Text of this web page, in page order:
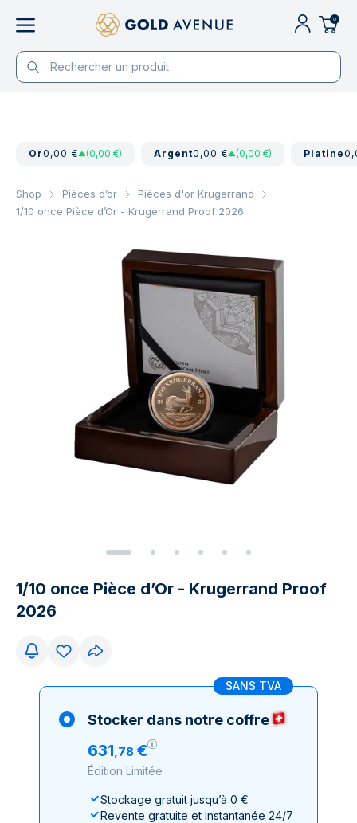
0
Or0,00 € (0,00 €) Argent0,00 € (0,00 €) Platine
Shop Pièces d’or
Pièces d'or Krugerrand
1/10 once Pièce d’Or - Krugerrand Proof 2026
1/10 once Pièce d’Or - Krugerrand Proof
2026
SANS TVA
Stocker dans notre coffre
631,78 €
Édition Limitée
Stockage gratuit jusqu’à 0 €
Revente gratuite et instantanée 24/7